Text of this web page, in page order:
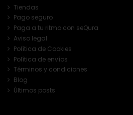
Tiendas
Pago seguro
Paga a tu ritmo con seQura
Aviso legal
Política de Cookies
Política de envíos
Términos y condiciones
Blog
Últimos posts